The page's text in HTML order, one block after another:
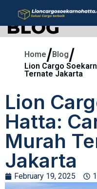
BLOG
Home/Blog/
Lion Cargo
Ternate Jakarta
Lion
Hatta:
Murah
Jakarta
February 19, 2025